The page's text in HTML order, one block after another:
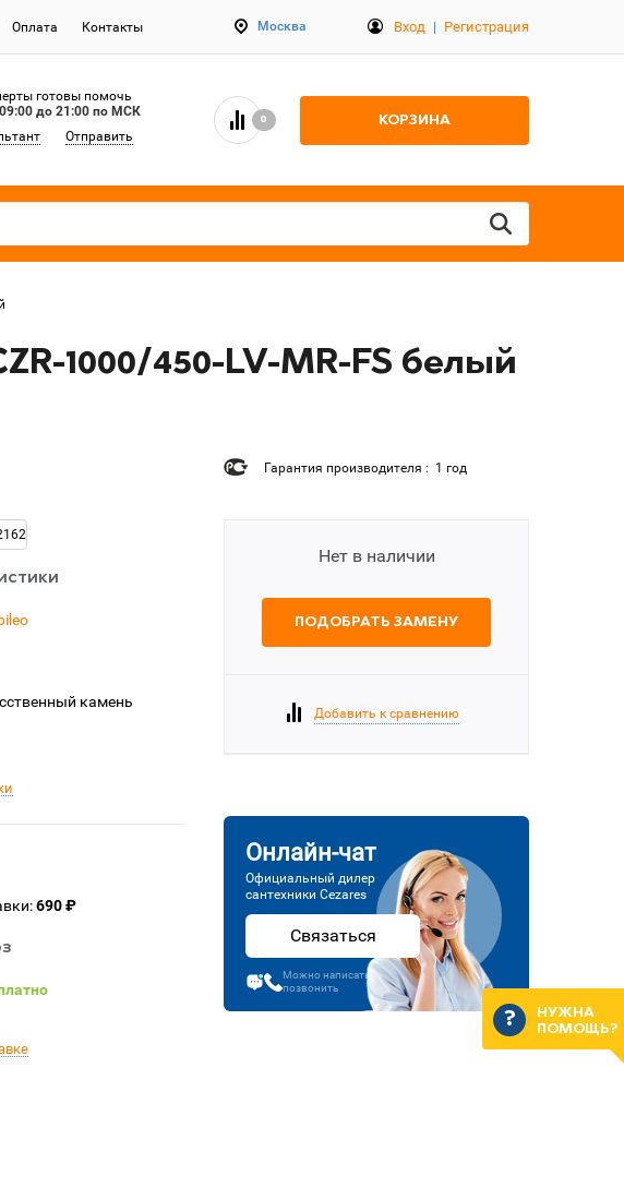
Оплата Контакты Москва Вход | Регистрация
готовы помочь
09:00 до 21:00 по МСК
Отправить
0 КОРЗИНА
1000/450-LV-MR-FS белый
Гарантия производителя : 1 год
камень
690 ₽
Нет в наличии
ПОДОБРАТЬ ЗАМЕНУ
Добавить к сравнению
Онлайн-чат
Официальный дилер
сантехники Cezares
Связаться
Можно написать или
позвонить
НУЖНА
ПОМОЩЬ?